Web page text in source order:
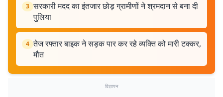
3 सरकारी मदद का इंतजार छोड़ ग्रामीणों ने श्रमदान से बना दी
पुलिया
4 तेज रफ्तार बाइक ने सड़क पार कर रहे व्यक्ति को मारी टक्कर,
मौत
विज्ञापन